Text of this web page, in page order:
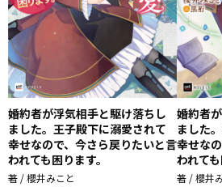
婚約者が浮気相手と駆け落ちし
ました。王子殿下に溺愛されて
幸せなので、今さら戻りたいと言
われても困ります。
著 / 櫻井みこと
婚約者
ました
幸せな
われて
著 / 櫻井